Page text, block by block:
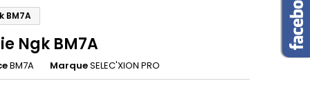
BM7A
Ngk BM7A
BM7A MarqueSELEC'XION PRO